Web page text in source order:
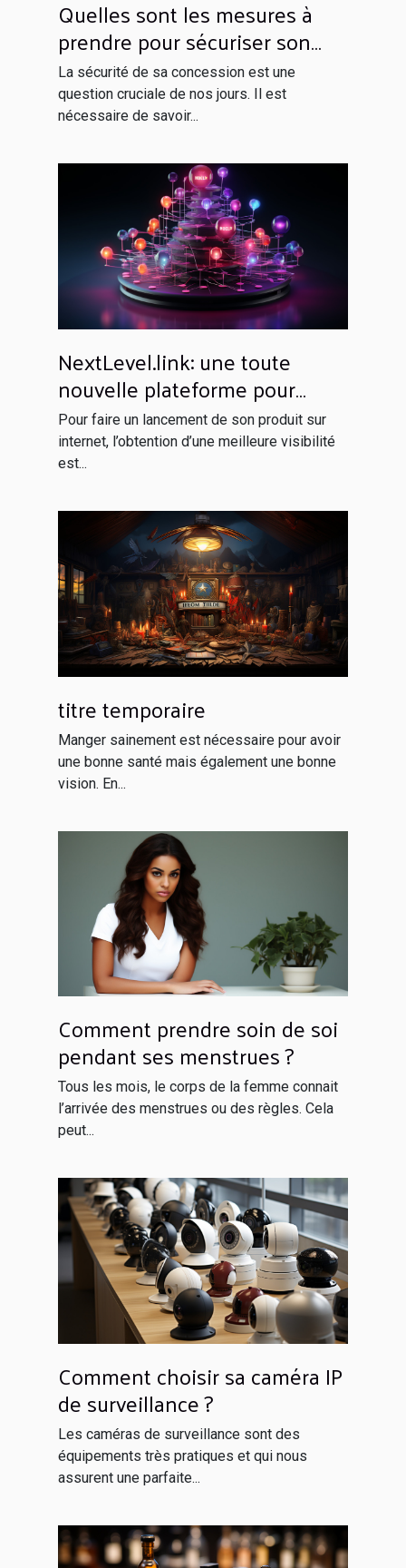
Quelles sont les mesures à
prendre pour sécuriser son
domicile ?
La sécurité de sa concession est une
question cruciale de nos jours. Il est
nécessaire de savoir...
NextLevel.link: une toute
nouvelle plateforme pour
votre netlinking
Pour faire un lancement de son produit sur
internet, l’obtention d’une meilleure visibilité
est...
titre temporaire
Manger sainement est nécessaire pour avoir
une bonne santé mais également une bonne
vision. En...
Comment prendre soin de soi
pendant ses menstrues ?
Tous les mois, le corps de la femme connait
l’arrivée des menstrues ou des règles. Cela
peut...
Comment choisir sa caméra IP
de surveillance ?
Les caméras de surveillance sont des
équipements très pratiques et qui nous
assurent une parfaite...